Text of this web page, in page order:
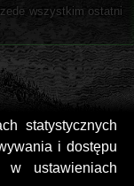
statystycznych
i dostępu
ustawieniach
wszystkim ostatni